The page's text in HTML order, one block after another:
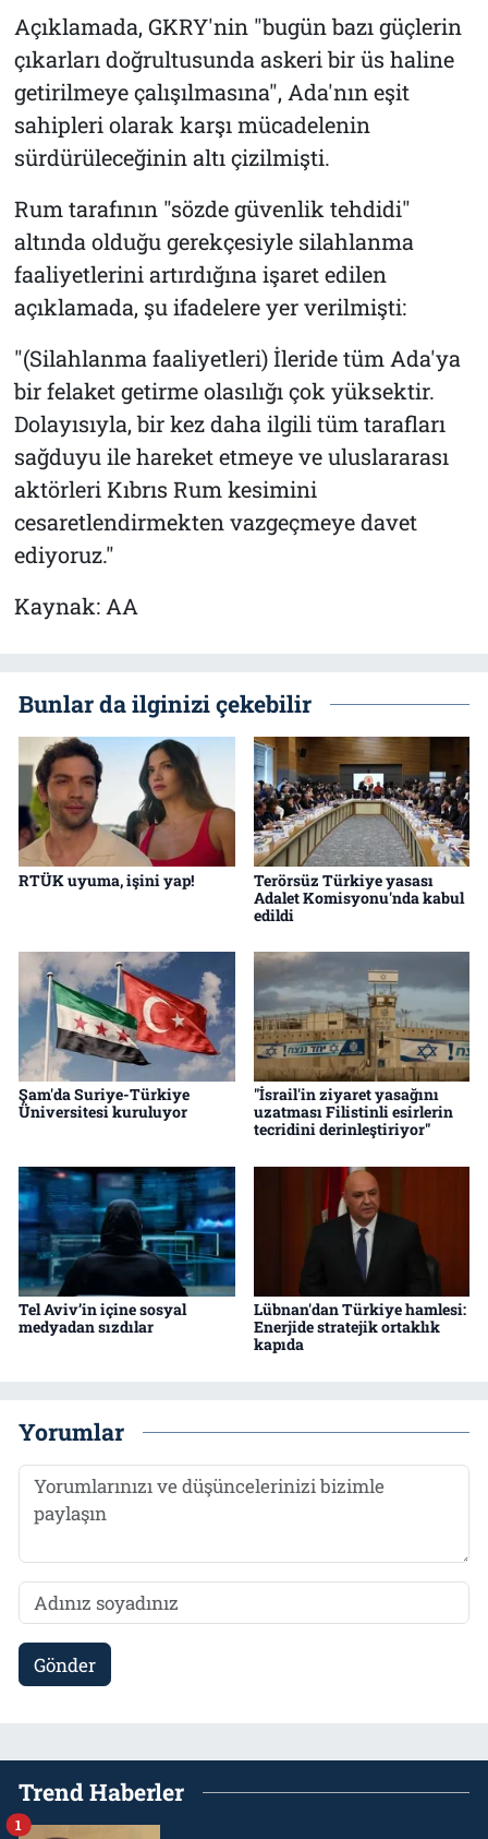
Açıklamada, GKRY'nin "bugün bazı güçlerin
çıkarları doğrultusunda askeri bir üs haline
getirilmeye çalışılmasına", Ada'nın eşit
sahipleri olarak karşı mücadelenin
sürdürüleceğinin altı çizilmişti.
Rum tarafının "sözde güvenlik tehdidi"
altında olduğu gerekçesiyle silahlanma
faaliyetlerini artırdığına işaret edilen
açıklamada, şu ifadelere yer verilmişti:
"(Silahlanma faaliyetleri) İleride tüm Ada'ya
bir felaket getirme olasılığı çok yüksektir.
Dolayısıyla, bir kez daha ilgili tüm tarafları
sağduyu ile hareket etmeye ve uluslararası
aktörleri Kıbrıs Rum kesimini
cesaretlendirmekten vazgeçmeye davet
ediyoruz."
Kaynak: AA
Bunlar da ilginizi çekebilir
RTÜK uyuma, işini yap!
Terörsüz Türkiye yasası
Adalet Komisyonu'nda kabul
edildi
Şam'da Suriye-Türkiye
Üniversitesi kuruluyor
"İsrail'in ziyaret yasağını
uzatması Filistinli esirlerin
tecridini derinleştiriyor"
Tel Aviv’in içine sosyal
medyadan sızdılar
Lübnan'dan Türkiye hamlesi:
Enerjide stratejik ortaklık
kapıda
Yorumlar
Gönder
Trend Haberler
1